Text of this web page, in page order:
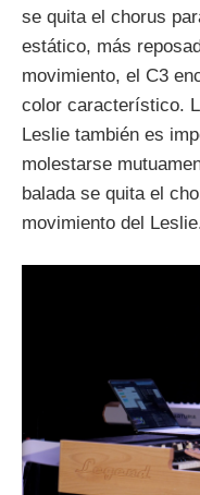
se quita el chorus
estático, más
movimiento, el C3
color característico.
Leslie también es
molestarse
balada se quita el
movimiento del